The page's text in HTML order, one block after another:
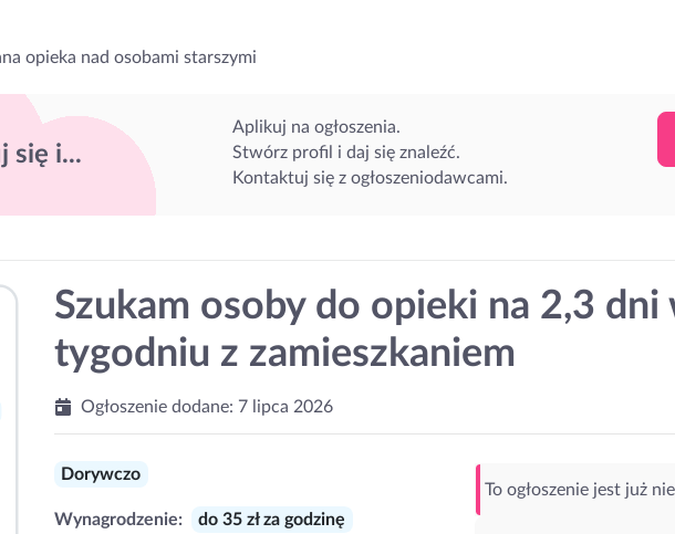
opieka nad osobami starszymi
się i...
Aplikuj na ogłoszenia.
Stwórz profil i daj się znaleźć.
Kontaktuj się z ogłoszeniodawcami.
Szukam osoby do opieki na 2,3 dni
tygodniu z zamieszkaniem
Ogłoszenie dodane: 7 lipca 2026
Dorywczo
Wynagrodzenie: do 35 zł za godzinę
To ogłoszenie jest już